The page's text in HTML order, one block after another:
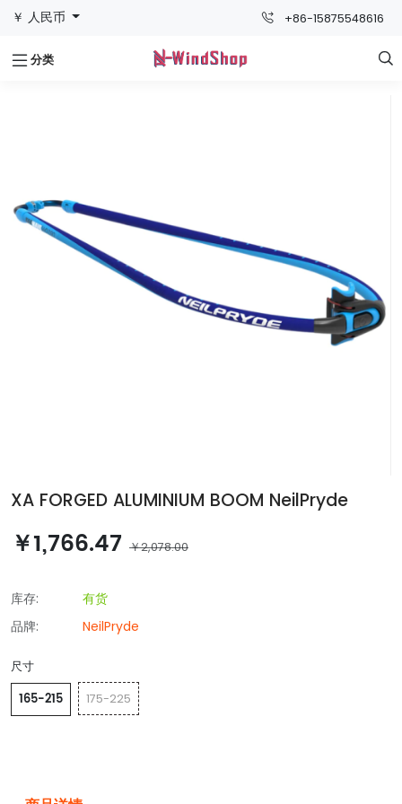
￥ 人民币 +86-15875548616
分类 
XA FORGED ALUMINIUM BOOM NeilPryde
￥1,766.47 ￥2,078.00
库存:
有货
品牌:
NeilPryde
尺寸
165-215 175-225